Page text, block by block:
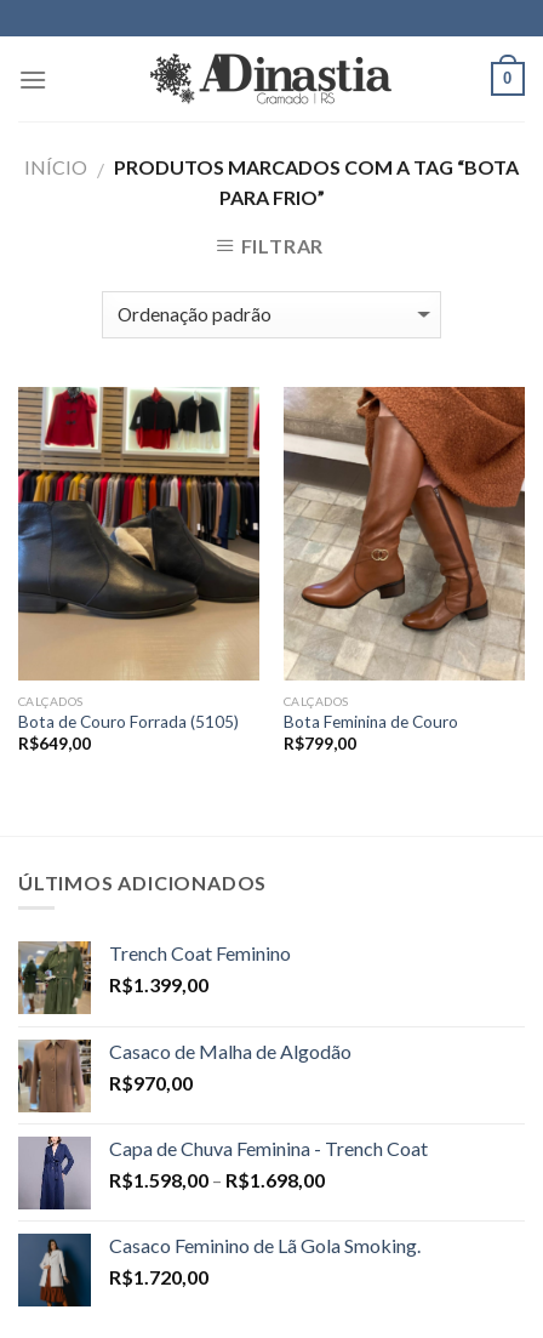
to
content
0
INÍCIO / PRODUTOS MARCADOS COM A TAG “BOTA
PARA FRIO”
FILTRAR
CALÇADOS
Bota de Couro Forrada (5105)
R$649,00
CALÇADOS
Bota Feminina de Couro
R$799,00
ÚLTIMOS ADICIONADOS
Trench Coat Feminino
R$1.399,00
Casaco de Malha de Algodão
R$970,00
Capa de Chuva Feminina - Trench Coat
R$1.598,00 – R$1.698,00Price
through
Casaco Feminino de Lã Gola Smoking.
R$1.720,00